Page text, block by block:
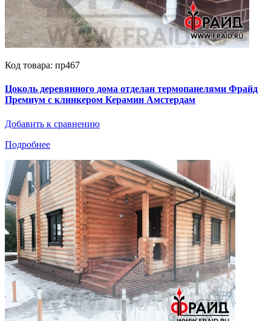
Код товара: пр467
Цоколь деревянного дома отделан термопанелями Фрайд
Премиум с клинкером Керамин Амстердам
Добавить к сравнению
Подробнее